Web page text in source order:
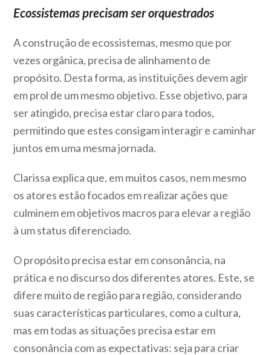
Ecossistemas precisam ser orquestrados
A construção de ecossistemas, mesmo que por
vezes orgânica, precisa de alinhamento de
propósito. Desta forma, as instituições devem agir
em prol de um mesmo objetivo. Esse objetivo, para
ser atingido, precisa estar claro para todos,
permitindo que estes consigam interagir e caminhar
juntos em uma mesma jornada.
Clarissa explica que, em muitos casos, nem mesmo
os atores estão focados em realizar ações que
culminem em objetivos macros para elevar a região
à um status diferenciado.
O propósito precisa estar em consonância, na
prática e no discurso dos diferentes atores. Este, se
difere muito de região para região, considerando
suas características particulares, como a cultura,
mas em todas as situações precisa estar em
consonância com as expectativas: seja para criar